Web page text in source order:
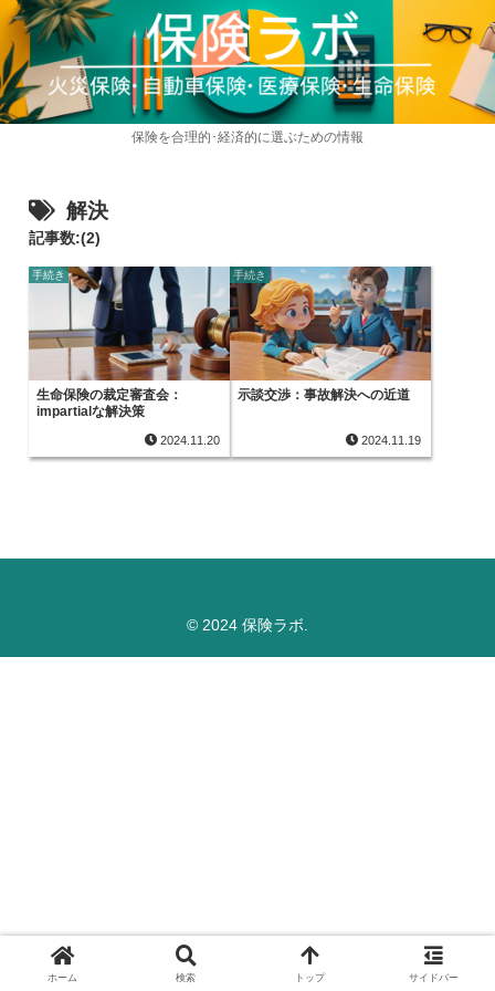
保険を合理的･経済的に選ぶための情報
解決
記事数:(2)
手続き
生命保険の裁定審査会：
impartialな解決策
2024.11.20
手続き
示談交渉：事故解決への近道
2024.11.19
© 2024 保険ラボ.
ホーム 検索 トップ サイドバー